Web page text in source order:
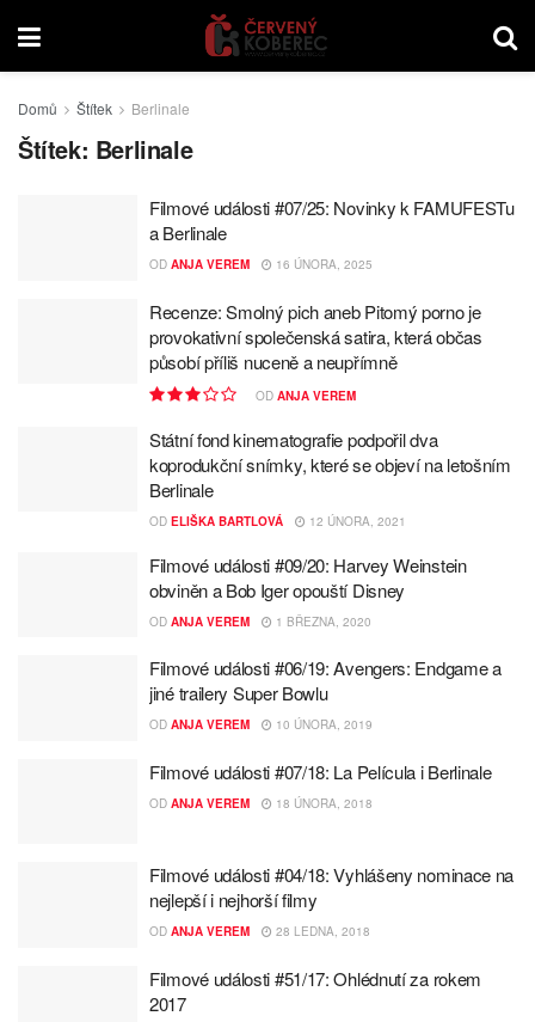
Domů Štítek Berlinale
Štítek: Berlinale
Filmové události #07/25: Novinky k FAMUFESTu
a Berlinale
OD ANJA VEREM 16 ÚNORA, 2025
Recenze: Smolný pich aneb Pitomý porno je
provokativní společenská satira, která občas
působí příliš nuceně a neupřímně
OD ANJA VEREM
Státní fond kinematografie podpořil dva
koprodukční snímky, které se objeví na letošním
Berlinale
OD ELIŠKA BARTLOVÁ 12 ÚNORA, 2021
Filmové události #09/20: Harvey Weinstein
obviněn a Bob Iger opouští Disney
OD ANJA VEREM 1 BŘEZNA, 2020
Filmové události #06/19: Avengers: Endgame a
jiné trailery Super Bowlu
OD ANJA VEREM 10 ÚNORA, 2019
Filmové události #07/18: La Película i Berlinale
OD ANJA VEREM 18 ÚNORA, 2018
Filmové události #04/18: Vyhlášeny nominace na
nejlepší i nejhorší filmy
OD ANJA VEREM 28 LEDNA, 2018
Filmové události #51/17: Ohlédnutí za rokem
2017